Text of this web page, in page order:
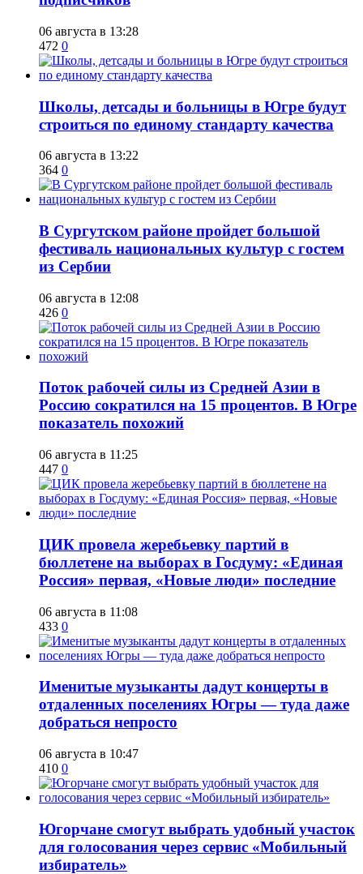
06 августа в 13:28
472 0
Школы, детсады и больницы в Югре будут
строиться по единому стандарту качества
06 августа в 13:22
364 0
В Сургутском районе пройдет большой
фестиваль национальных культур с гостем
из Сербии
06 августа в 12:08
426 0
Поток рабочей силы из Средней Азии в
Россию сократился на 15 процентов. В Югре
показатель похожий
06 августа в 11:25
447 0
ЦИК провела жеребьевку партий в
бюллетене на выборах в Госдуму: «Единая
Россия» первая, «Новые люди» последние
06 августа в 11:08
433 0
Именитые музыканты дадут концерты в
отдаленных поселениях Югры — туда даже
добраться непросто
06 августа в 10:47
410 0
Югорчане смогут выбрать удобный участок
для голосования через сервис «Мобильный
избиратель»